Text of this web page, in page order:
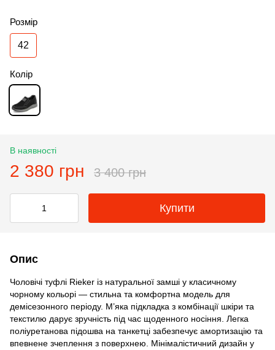
Розмір
42
Колір
В наявності
2 380 грн 3 400 грн
Купити
Опис
Чоловічі туфлі Rieker із натуральної замші у класичному
чорному кольорі — стильна та комфортна модель для
демісезонного періоду. М’яка підкладка з комбінації шкіри та
текстилю дарує зручність під час щоденного носіння. Легка
поліуретанова підошва на танкетці забезпечує амортизацію та
впевнене зчеплення з поверхнею. Мінімалістичний дизайн у